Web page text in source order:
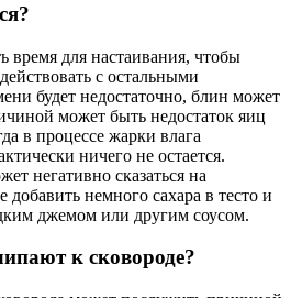
время для настаивания, чтобы
с остальными
будет недостаточно, блин может
может быть недостаток яиц
в процессе жарки влага
ничего не остается.
негативно сказаться на
добавить немного сахара в тесто и
джемом или другим соусом.
к сковороде?